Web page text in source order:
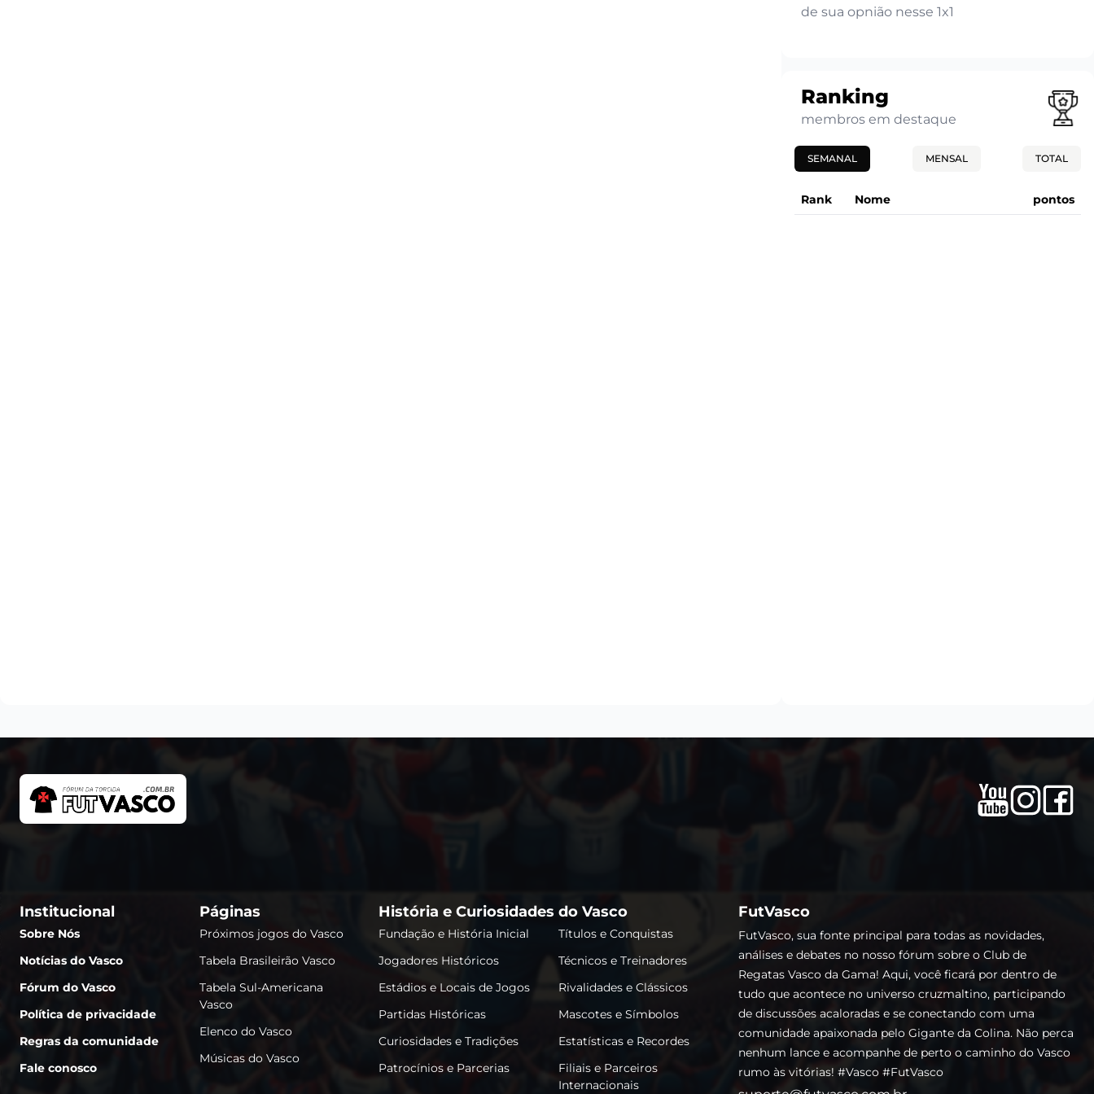
de sua opnião nesse 1x1
Ranking
membros em destaque
SEMANAL MENSAL TOTAL
Rank Nome pontos
Institucional
Sobre Nós
Notícias do Vasco
Fórum do Vasco
Política de privacidade
Regras da comunidade
Fale conosco
Páginas
Próximos jogos do Vasco
Tabela Brasileirão Vasco
Tabela Sul-Americana
Vasco
Elenco do Vasco
Músicas do Vasco
História e Curiosidades do Vasco
Fundação e História Inicial
Títulos e Conquistas
Jogadores Históricos
Técnicos e Treinadores
Estádios e Locais de Jogos
Rivalidades e Clássicos
Partidas Históricas
Mascotes e Símbolos
Curiosidades e Tradições
Estatísticas e Recordes
Patrocínios e Parcerias
Filiais e Parceiros
Internacionais
FutVasco
FutVasco, sua fonte principal para todas as novidades,
análises e debates no nosso fórum sobre o Club de
Regatas Vasco da Gama! Aqui, você ficará por dentro de
tudo que acontece no universo cruzmaltino, participando
de discussões acaloradas e se conectando com uma
comunidade apaixonada pelo Gigante da Colina. Não perca
nenhum lance e acompanhe de perto o caminho do Vasco
rumo às vitórias! #Vasco #FutVasco